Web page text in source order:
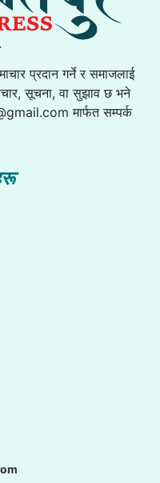
प्रदान गर्ने र समाजलाई
सूचना, वा सुझाव छ भने
मार्फत सम्पर्क